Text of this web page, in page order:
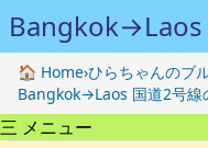
Bangkok→Laos
🏠 Home›ひらちゃんのブ
Bangkok→Laos 国道2号線
三 メニュー